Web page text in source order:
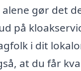
alene gør det
på
i dit
at du får